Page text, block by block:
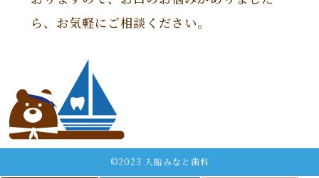
ら、お気軽にご相談ください。
©2023 入船みなと歯科